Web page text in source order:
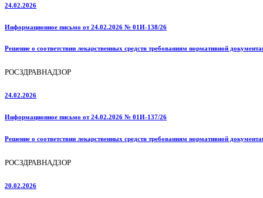
24.02.2026
Информационное письмо от 24.02.2026 № 01И-138/26
Решение о соответствии лекарственных средств требованиям нормативной
РОСЗДРАВНАДЗОР
24.02.2026
Информационное письмо от 24.02.2026 № 01И-137/26
Решение о соответствии лекарственных средств требованиям нормативной
РОСЗДРАВНАДЗОР
20.02.2026